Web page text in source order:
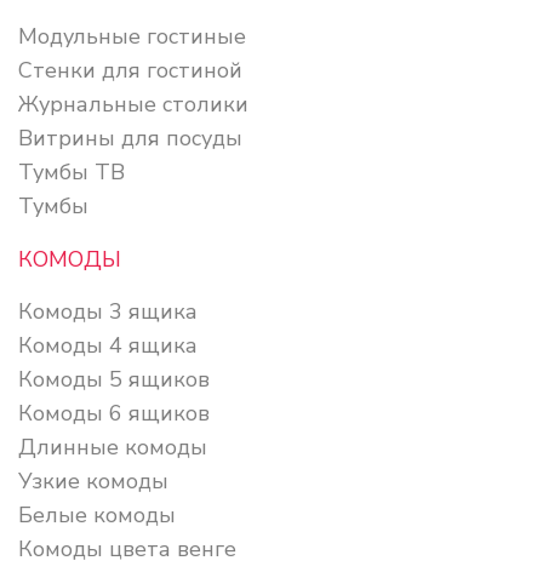
Модульные гостиные
Стенки для гостиной
Журнальные столики
Витрины для посуды
Тумбы ТВ
Тумбы
КОМОДЫ
Комоды 3 ящика
Комоды 4 ящика
Комоды 5 ящиков
Комоды 6 ящиков
Длинные комоды
Узкие комоды
Белые комоды
Комоды цвета венге